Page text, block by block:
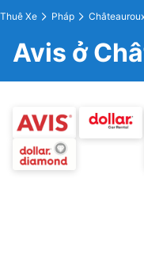
Thuê Xe Pháp
Avis ở